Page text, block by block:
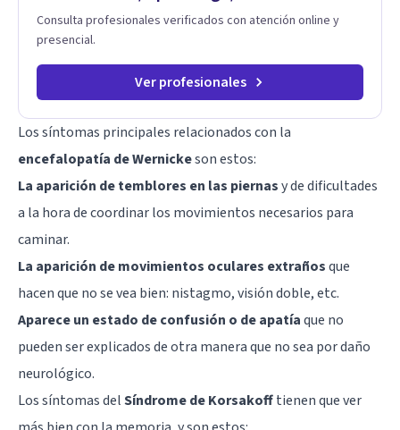
Consulta profesionales verificados con atención online y
presencial.
Ver profesionales
Los síntomas principales relacionados con la
encefalopatía de Wernickeson estos:
La aparición de temblores en las piernasy de dificultades
a la hora de coordinar los movimientos necesarios para
caminar.
La aparición de movimientos oculares extrañosque
hacen que no se vea bien: nistagmo, visión doble, etc.
Aparece un estado de confusión o de apatíaque no
pueden ser explicados de otra manera que no sea por daño
neurológico.
Los síntomas delSíndrome de Korsakofftienen que ver